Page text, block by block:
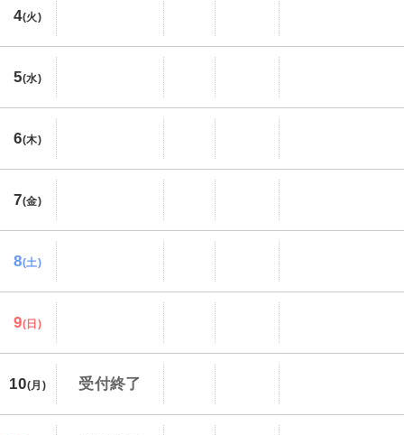
4(火)
5(水)
6(木)
7(金)
8(土)
9(日)
10(月) 受付終了